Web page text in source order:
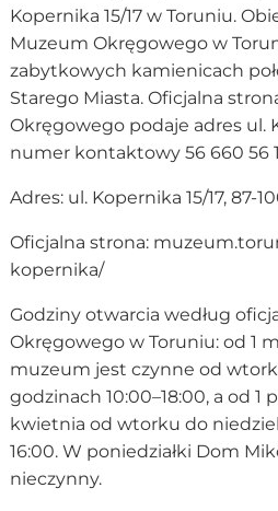
Kopernika 15/17 w Toruniu.
Muzeum Okręgowego w
zabytkowych kamienicach
Starego Miasta. Oficjalna
Okręgowego podaje adres ul.
numer kontaktowy 56 660 56
Adres: ul. Kopernika 15/17, 87-
Oficjalna strona:
kopernika/
Godziny otwarcia według
Okręgowego w Toruniu: od 1
muzeum jest czynne od
godzinach 10:00–18:00, a od 1
kwietnia od wtorku do
16:00. W poniedziałki Dom
nieczynny.